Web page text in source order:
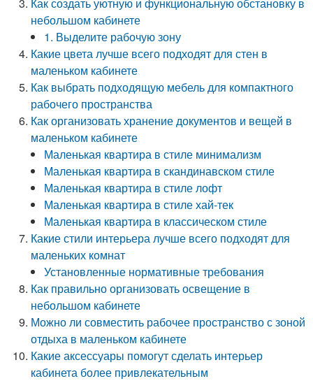
небольшом кабинете
1. Выделите рабочую зону
Какие цвета лучше всего подходят для стен в
маленьком кабинете
Как выбрать подходящую мебель для компактного
рабочего пространства
Как организовать хранение документов и вещей в
маленьком кабинете
Маленькая квартира в стиле минимализм
Маленькая квартира в скандинавском стиле
Маленькая квартира в стиле лофт
Маленькая квартира в стиле хай-тек
Маленькая квартира в классическом стиле
Какие стили интерьера лучше всего подходят для
маленьких комнат
Установленные нормативные требования
Как правильно организовать освещение в
небольшом кабинете
Можно ли совместить рабочее пространство с зоной
отдыха в маленьком кабинете
Какие аксессуары помогут сделать интерьер
кабинета более привлекательным